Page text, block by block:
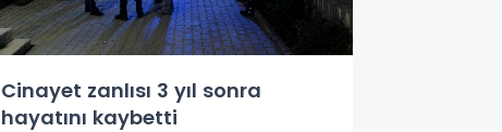
Cinayet zanlısı 3 yıl sonra
hayatını kaybetti